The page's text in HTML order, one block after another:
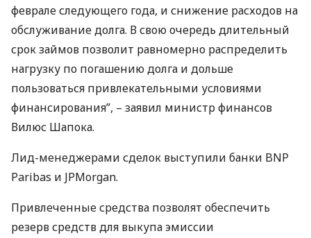
феврале следующего года, и снижение расходов на
обслуживание долга. В свою очередь длительный
срок займов позволит равномерно распределить
нагрузку по погашению долга и дольше
пользоваться привлекательными условиями
финансирования”, – заявил министр финансов
Вилюс Шапока.
Лид-менеджерами сделок выступили банки BNP
Paribas и JPMorgan.
Привлеченные средства позволят обеспечить
резерв средств для выкупа эмиссии